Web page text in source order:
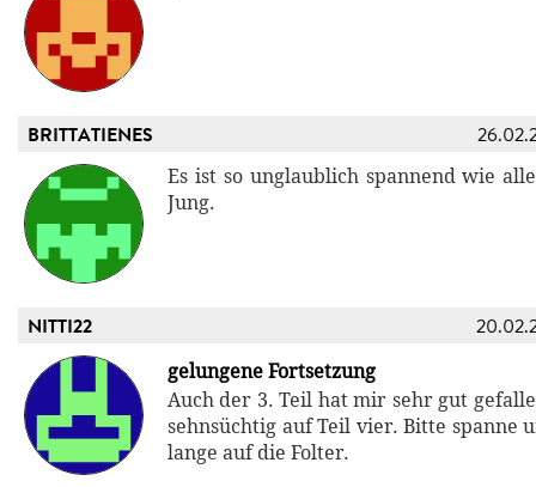
BRITTATIENES
Es ist so unglaublich spannend wie
Jung.
NITTI22
gelungene Fortsetzung
Auch der 3. Teil hat mir sehr gut
sehnsüchtig auf Teil vier. Bitte spanne
lange auf die Folter.